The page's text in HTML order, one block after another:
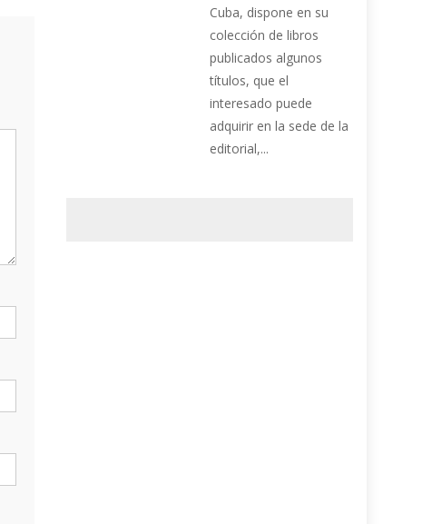
Cuba, dispone en su
colección de libros
publicados algunos
títulos, que el
interesado puede
adquirir en la sede de la
editorial,...